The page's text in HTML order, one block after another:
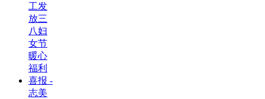
工发
放三
八妇
女节
暖心
福利
喜报 -
志美